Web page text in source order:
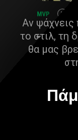
Αν ψάχνεις
το στιλ, τη
θα μας